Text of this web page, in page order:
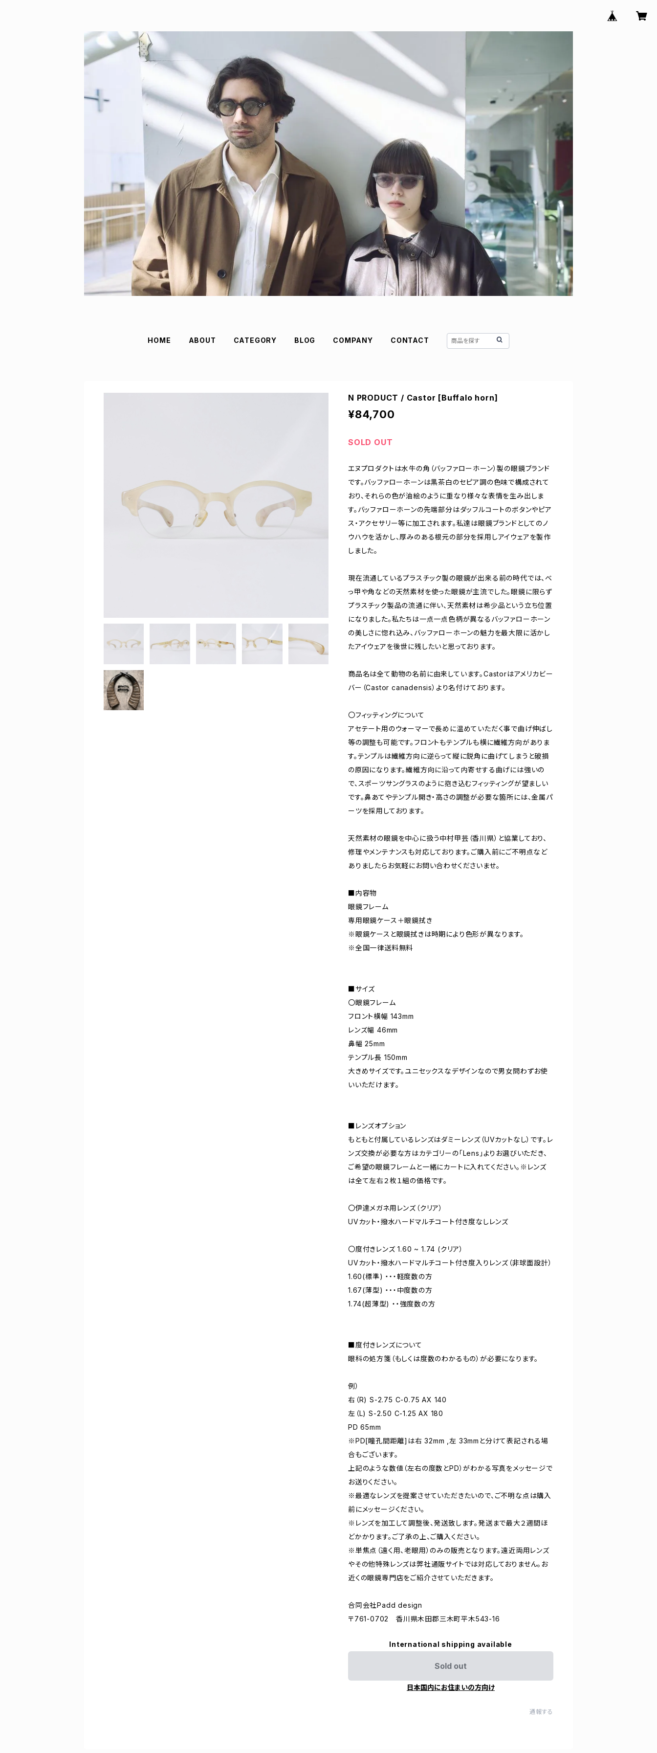
HOME ABOUT CATEGORY BLOG COMPANY CONTACT
N PRODUCT / Castor [Buffalo horn]
¥84,700
SOLD OUT
エヌプロダクトは水牛の角（バッファローホーン）製の眼鏡ブランド
です。バッファローホーンは黒茶白のセピア調の色味で構成されて
おり、それらの色が油絵のように重なり様々な表情を生み出しま
す。バッファローホーンの先端部分はダッフルコートのボタンやピア
ス・アクセサリー等に加工されます。私達は眼鏡ブランドとしてのノ
ウハウを活かし、厚みのある根元の部分を採用しアイウェアを製作
しました。
現在流通しているプラスチック製の眼鏡が出来る前の時代では、べ
っ甲や角などの天然素材を使った眼鏡が主流でした。眼鏡に限らず
プラスチック製品の流通に伴い、天然素材は希少品という立ち位置
になりました。私たちは一点一点色柄が異なるバッファローホーン
の美しさに惚れ込み、バッファローホーンの魅力を最大限に活かし
たアイウェアを後世に残したいと思っております。
商品名は全て動物の名前に由来しています。Castorはアメリカビー
バー（Castor canadensis）より名付けております。
〇フィッティングについて
アセテート用のウォーマーで長めに温めていただく事で曲げ伸ばし
等の調整も可能です。フロントもテンプルも横に繊維方向がありま
す。テンプルは繊維方向に逆らって縦に鋭角に曲げてしまうと破損
の原因になります。繊維方向に沿って内寄せする曲げには強いの
で、スポーツサングラスのように抱き込むフィッティングが望ましい
です。鼻あてやテンプル開き・高さの調整が必要な箇所には、金属パ
ーツを採用しております。
天然素材の眼鏡を中心に扱う中村甲芸（香川県）と協業しており、
修理やメンテナンスも対応しております。ご購入前にご不明点など
ありましたらお気軽にお問い合わせくださいませ。
■内容物
眼鏡フレーム
専用眼鏡ケース＋眼鏡拭き
※眼鏡ケースと眼鏡拭きは時期により色形が異なります。
※全国一律送料無料
■サイズ
〇眼鏡フレーム
フロント横幅 143mm
レンズ幅 46mm
鼻幅 25mm
テンプル長 150mm
大きめサイズです。ユニセックスなデザインなので男女問わずお使
いいただけます。
■レンズオプション
もともと付属しているレンズはダミーレンズ（UVカットなし）です。レ
ンズ交換が必要な方はカテゴリーの「Lens」よりお選びいただき、
ご希望の眼鏡フレームと一緒にカートに入れてください。※レンズ
は全て左右２枚１組の価格です。
〇伊達メガネ用レンズ（クリア）
UVカット・撥水ハードマルチコート付き度なしレンズ
〇度付きレンズ 1.60 ~ 1.74 (クリア）
UVカット・撥水ハードマルチコート付き度入りレンズ（非球面設計）
1.60(標準) ・・・軽度数の方
1.67(薄型) ・・・中度数の方
1.74(超薄型) ・・強度数の方
■度付きレンズについて
眼科の処方箋（もしくは度数のわかるもの）が必要になります。
例）
右（R) S-2.75 C-0.75 AX 140
左（L) S-2.50 C-1.25 AX 180
PD 65mm
※PD[瞳孔間距離]は右 32mm ,左 33mmと分けて表記される場
合もございます。
上記のような数値（左右の度数とPD）がわかる写真をメッセージで
お送りください。
※最適なレンズを提案させていただきたいので、ご不明な点は購入
前にメッセージください。
※レンズを加工して調整後、発送致します。発送まで最大２週間ほ
どかかります。ご了承の上、ご購入ください。
※単焦点（遠く用、老眼用）のみの販売となります。遠近両用レンズ
やその他特殊レンズは弊社通販サイトでは対応しておりません。お
近くの眼鏡専門店をご紹介させていただきます。
合同会社Padd design
〒761-0702 香川県木田郡三木町平木543-16
International shipping available
Sold out
日本国内にお住まいの方向け
通報する